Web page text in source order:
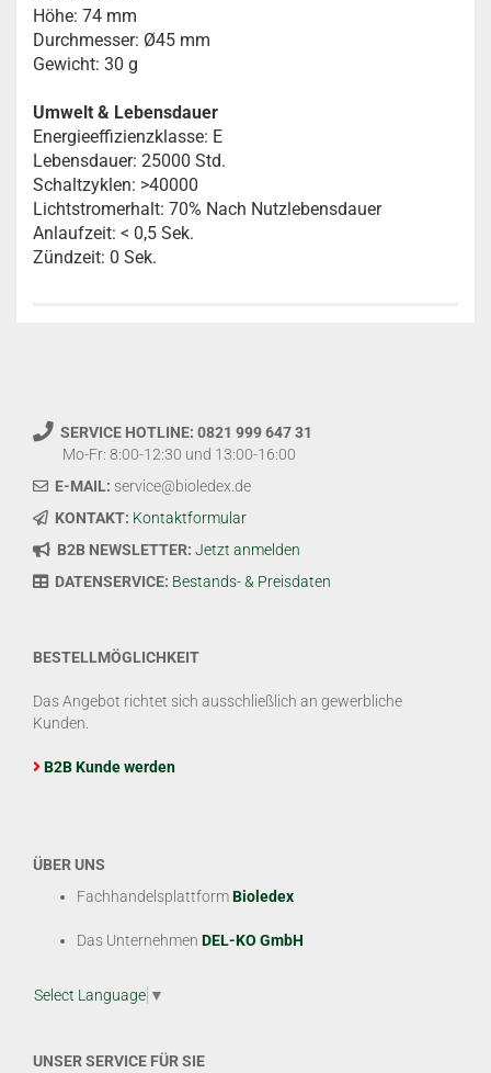
Höhe: 74 mm
Durchmesser: Ø45 mm
Gewicht: 30 g
Umwelt & Lebensdauer
Energieeffizienzklasse: E
Lebensdauer: 25000 Std.
Schaltzyklen: >40000
Lichtstromerhalt: 70% Nach Nutzlebensdauer
Anlaufzeit: < 0,5 Sek.
Zündzeit: 0 Sek.
SERVICE HOTLINE: 0821 999 647 31
Mo-Fr: 8:00-12:30 und 13:00-16:00
E-MAIL: service@bioledex.de
KONTAKT: Kontaktformular
B2B NEWSLETTER: Jetzt anmelden
DATENSERVICE: Bestands- & Preisdaten
BESTELLMÖGLICHKEIT
Das Angebot richtet sich ausschließlich an gewerbliche
Kunden.
B2B Kunde werden
ÜBER UNS
FachhandelsplattformBioledex
Das Unternehmen DEL-KO GmbH
Select Language ▼
UNSER SERVICE FÜR SIE